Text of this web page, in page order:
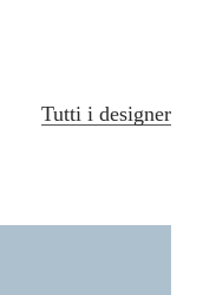
Tutti i designer